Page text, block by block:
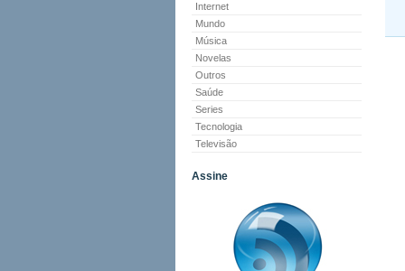
Internet
Mundo
Música
Novelas
Outros
Saúde
Series
Tecnologia
Televisão
Assine